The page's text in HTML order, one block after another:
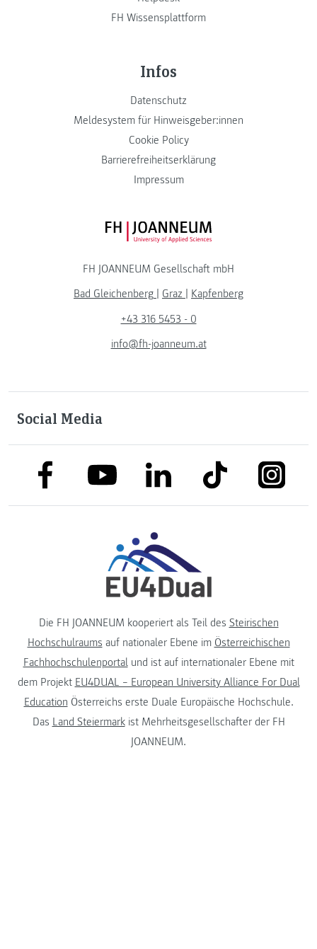
FH Wissensplattform
Infos
Datenschutz
Meldesystem für Hinweisgeber:innen
Cookie Policy
Barrierefreiheitserklärung
Impressum
FH JOANNEUM Logo
FH JOANNEUM Gesellschaft mbH
Bad Gleichenberg
Graz
Kapfenberg
+43 316 5453 - 0
info@fh-joanneum.at
Social Media
link to facebooklink to youtubelink to linkedinlink to tiktok
Die FH JOANNEUM kooperiert als Teil des Steirischen
Hochschulraums auf nationaler Ebene im Österreichischen
Fachhochschulenportalund ist auf internationaler Ebene mit
dem Projekt EU4DUAL – European University Alliance For Dual
Education Österreichs erste Duale Europäische Hochschule.
Das Land Steiermarkist Mehrheitsgesellschafter der FH
JOANNEUM.